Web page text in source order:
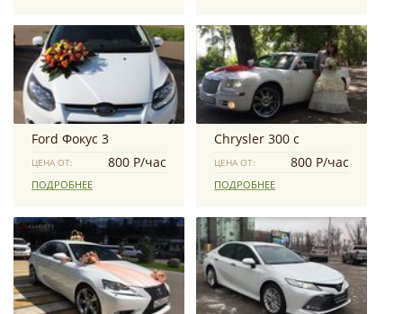
Ford Фокус 3
ЦЕНА ОТ: 800 Р/час
ПОДРОБНЕЕ
Chrysler 300 с
ЦЕНА ОТ: 800 Р/час
ПОДРОБНЕЕ